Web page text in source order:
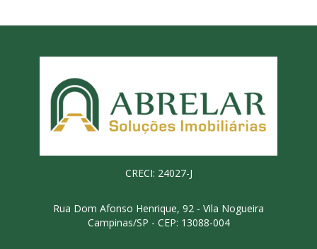
CRECI: 24027-J
Rua Dom Afonso Henrique, 92 - Vila Nogueira
Campinas/SP - CEP: 13088-004